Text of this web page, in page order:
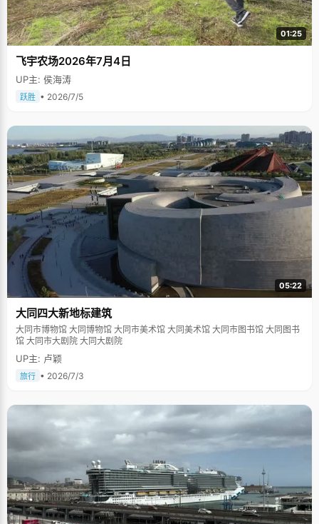
01:25
飞宇农场2026年7月4日
UP主: 侯海涛
跃胜 • 2026/7/5
05:22
大同四大新地标建筑
大同市博物馆 大同博物馆 大同市美术馆 大同美术馆 大同市图书馆 大同图书
馆 大同市大剧院 大同大剧院
UP主: 卢颖
旅行 • 2026/7/3